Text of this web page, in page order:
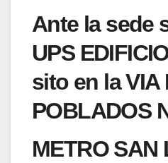
Ante la sede
UPS
sito en la VIA
POBLADOS
METRO SAN